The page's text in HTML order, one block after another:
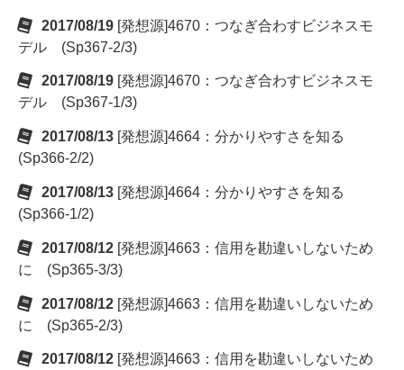
2017/08/19 [発想源]4670：つなぎ合わすビジネスモ
デル (Sp367-2/3)
2017/08/19 [発想源]4670：つなぎ合わすビジネスモ
デル (Sp367-1/3)
2017/08/13 [発想源]4664：分かりやすさを知る
(Sp366-2/2)
2017/08/13 [発想源]4664：分かりやすさを知る
(Sp366-1/2)
2017/08/12 [発想源]4663：信用を勘違いしないため
に (Sp365-3/3)
2017/08/12 [発想源]4663：信用を勘違いしないため
に (Sp365-2/3)
2017/08/12 [発想源]4663：信用を勘違いしないため